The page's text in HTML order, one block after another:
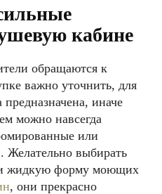
кабине
обращаются к
важно уточнить, для
иначе
можно навсегда
или
Желательно выбирать
жидкую форму моющих
, они прекрасно